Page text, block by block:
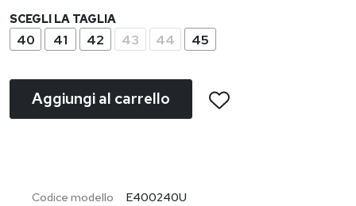
SCEGLI LA TAGLIA
40 41 42 43 44 45
Aggiungi al carrello
Codice modello
E400240U